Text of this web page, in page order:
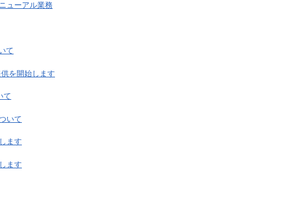
ューアル業務
て
を開始します
て
いて
ます
ます